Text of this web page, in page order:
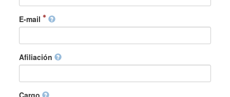
E-mail
Afiliación
Cargo